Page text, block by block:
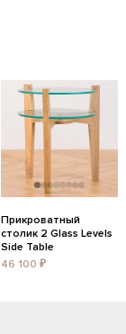
Прикроватный
столик 2 Glass Levels
Side Table
46 100 ₽